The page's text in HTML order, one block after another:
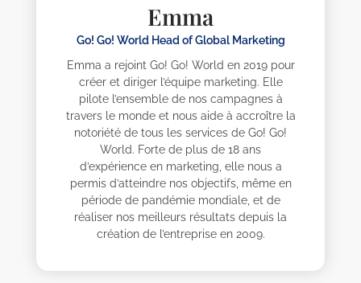
Emma
Go! Go! World Head of Global Marketing
Emma a rejoint Go! Go! World en 2019 pour
créer et diriger l’équipe marketing. Elle
pilote l’ensemble de nos campagnes à
travers le monde et nous aide à accroître la
notoriété de tous les services de Go! Go!
World. Forte de plus de 18 ans
d’expérience en marketing, elle nous a
permis d’atteindre nos objectifs, même en
période de pandémie mondiale, et de
réaliser nos meilleurs résultats depuis la
création de l’entreprise en 2009.
Emma Felipe